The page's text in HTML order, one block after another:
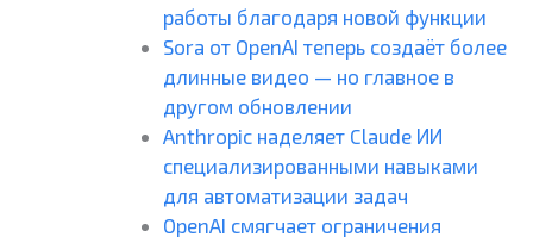
работы благодаря новой функции
Sora от OpenAI теперь создаёт более
длинные видео — но главное в
другом обновлении
Anthropic наделяет Claude ИИ
специализированными навыками
для автоматизации задач
OpenAI смягчает ограничения